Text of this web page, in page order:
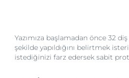
Yazımıza başlamadan önce 32
şekilde yapıldığını belirtmek
istediğinizi farz edersek sabit